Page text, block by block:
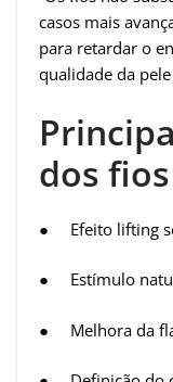
casos mais
para retardar o
qualidade da
dos
● Efeito lifting
● Estímulo
● Melhora da